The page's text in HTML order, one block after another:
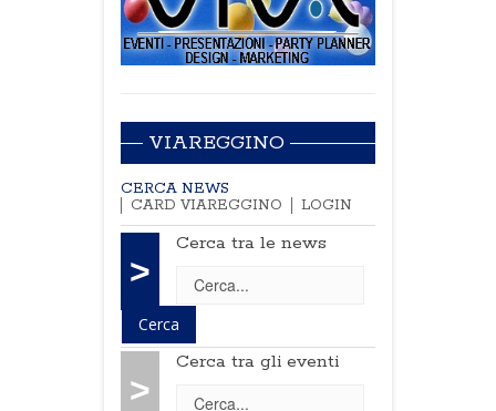
VIAREGGINO
CERCA NEWS
CARD VIAREGGINO
LOGIN
>
Cerca tra le news
>
Cerca tra gli eventi